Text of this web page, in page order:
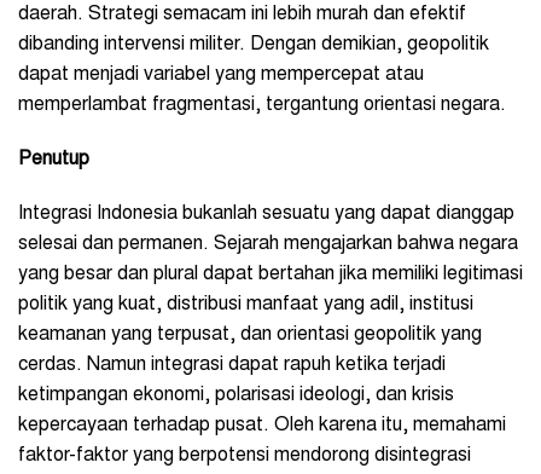
daerah. Strategi semacam ini lebih murah dan efektif
dibanding intervensi militer. Dengan demikian, geopolitik
dapat menjadi variabel yang mempercepat atau
memperlambat fragmentasi, tergantung orientasi negara.
Penutup
Integrasi Indonesia bukanlah sesuatu yang dapat dianggap
selesai dan permanen. Sejarah mengajarkan bahwa negara
yang besar dan plural dapat bertahan jika memiliki legitimasi
politik yang kuat, distribusi manfaat yang adil, institusi
keamanan yang terpusat, dan orientasi geopolitik yang
cerdas. Namun integrasi dapat rapuh ketika terjadi
ketimpangan ekonomi, polarisasi ideologi, dan krisis
kepercayaan terhadap pusat. Oleh karena itu, memahami
faktor-faktor yang berpotensi mendorong disintegrasi